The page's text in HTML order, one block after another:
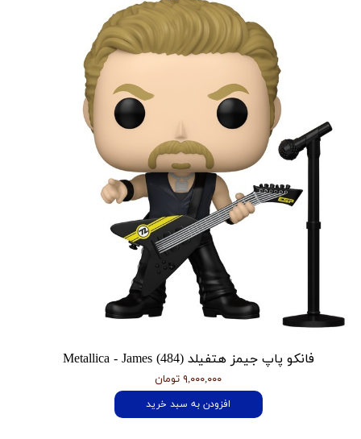
فانکو پاپ جیمز هتفیلد Metallica - James (484)
۹,۰۰۰,۰۰۰ تومان
افزودن به سبد خرید